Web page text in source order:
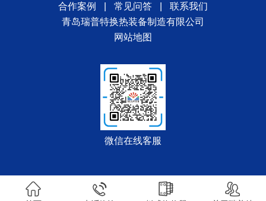
合作案例 常见问答
联系我们
青岛瑞普特换热装备制造有限公司
网站地图
微信在线客服